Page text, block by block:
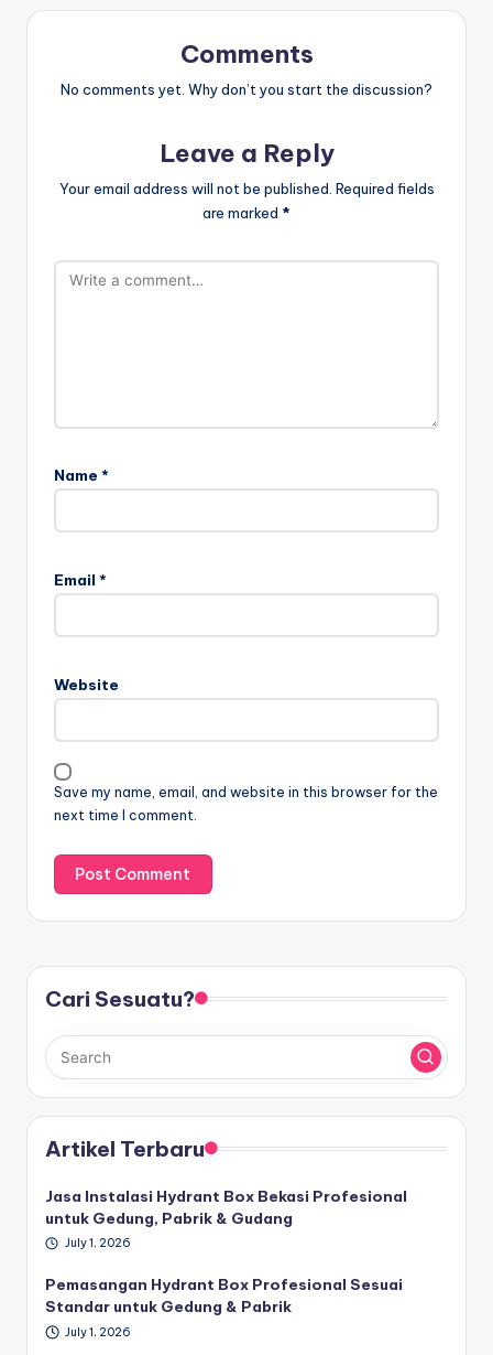
Comments
No comments yet. Why don’t you start the discussion?
Leave a Reply
Your email address will not be published. Required fields
are marked *
Name *
Email *
Website
Save my name, email, and website in this browser for the
next time I comment.
Cari Sesuatu?
Artikel Terbaru
Jasa Instalasi Hydrant Box Bekasi Profesional
untuk Gedung, Pabrik & Gudang
July 1, 2026
Pemasangan Hydrant Box Profesional Sesuai
Standar untuk Gedung & Pabrik
July 1, 2026